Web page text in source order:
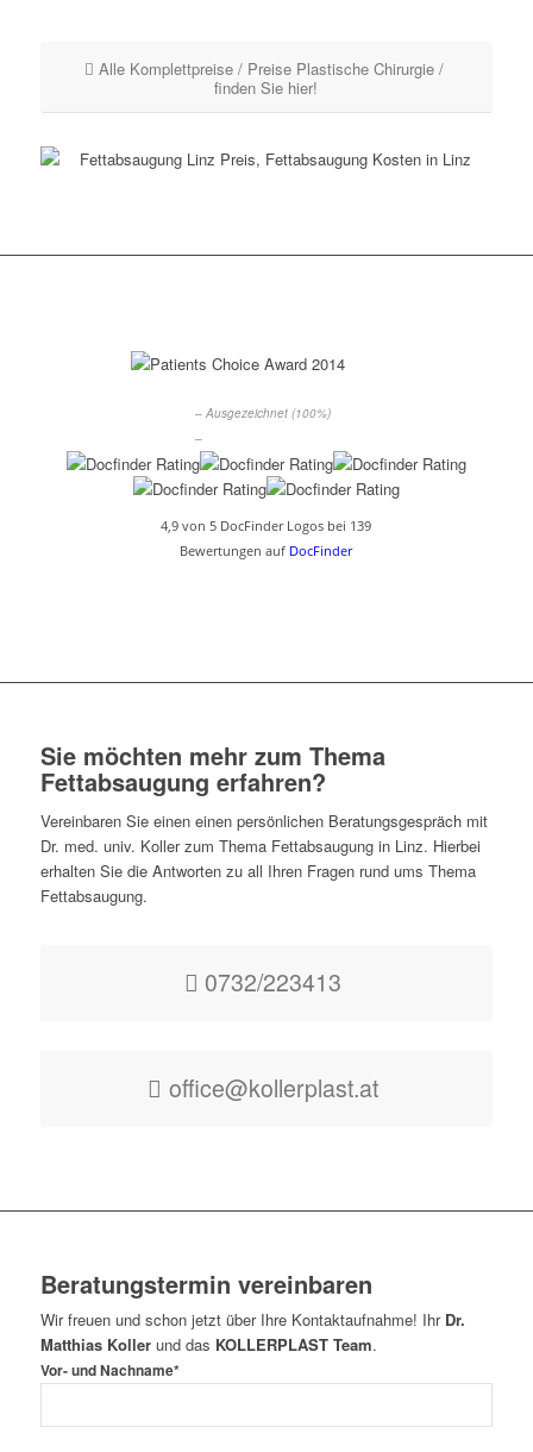
Alle Komplettpreise / Preise Plastische Chirurgie /
finden Sie hier!
– Ausgezeichnet (100%)
–
4,9 von 5 DocFinder Logos bei 139
Bewertungen auf DocFinder
Sie möchten mehr zum Thema
Fettabsaugung erfahren?
Vereinbaren Sie einen einen persönlichen Beratungsgespräch mit
Dr. med. univ. Koller zum Thema Fettabsaugung in Linz. Hierbei
erhalten Sie die Antworten zu all Ihren Fragen rund ums Thema
Fettabsaugung.
0732/223413
office@kollerplast.at
Beratungstermin vereinbaren
Wir freuen und schon jetzt über Ihre Kontaktaufnahme! Ihr Dr.
Matthias Kollerund das KOLLERPLAST Team.
Vor- und Nachname*